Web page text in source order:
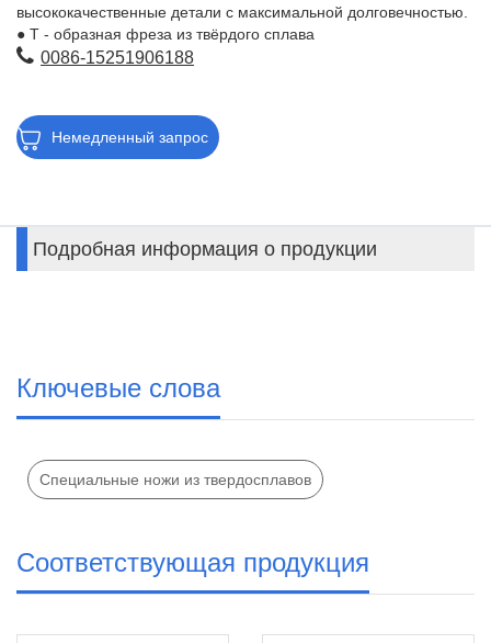
высококачественные детали с максимальной долговечностью.
● Т - образная фреза из твёрдого сплава
● Покрытие TiAln
разрушения
● Метрический / английский размер
0086-15251906188
Немедленный запрос
Подробная информация о продукции
Ключевые слова
Специальные ножи из твердосплавов
Соответствующая продукция